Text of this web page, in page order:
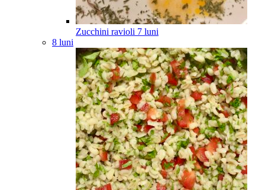
Zucchini ravioli 7 luni
8 luni